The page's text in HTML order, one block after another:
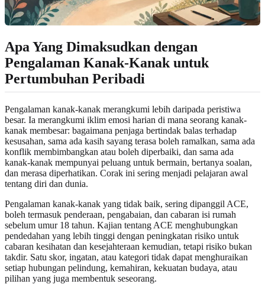
Apa Yang Dimaksudkan dengan
Pengalaman Kanak-Kanak untuk
Pertumbuhan Peribadi
Pengalaman kanak-kanak merangkumi lebih daripada peristiwa
besar. Ia merangkumi iklim emosi harian di mana seorang kanak-
kanak membesar: bagaimana penjaga bertindak balas terhadap
kesusahan, sama ada kasih sayang terasa boleh ramalkan, sama ada
konflik membimbangkan atau boleh diperbaiki, dan sama ada
kanak-kanak mempunyai peluang untuk bermain, bertanya soalan,
dan merasa diperhatikan. Corak ini sering menjadi pelajaran awal
tentang diri dan dunia.
Pengalaman kanak-kanak yang tidak baik, sering dipanggil ACE,
boleh termasuk penderaan, pengabaian, dan cabaran isi rumah
sebelum umur 18 tahun. Kajian tentang ACE menghubungkan
pendedahan yang lebih tinggi dengan peningkatan risiko untuk
cabaran kesihatan dan kesejahteraan kemudian, tetapi risiko bukan
takdir. Satu skor, ingatan, atau kategori tidak dapat menghuraikan
setiap hubungan pelindung, kemahiran, kekuatan budaya, atau
pilihan yang juga membentuk seseorang.